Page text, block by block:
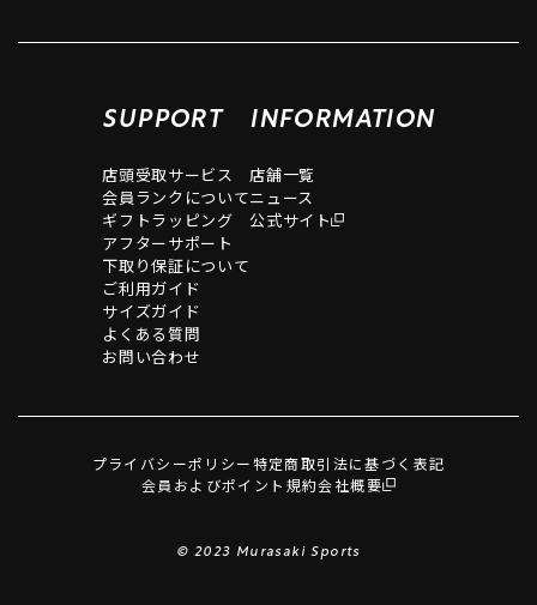
SUPPORT
店頭受取サービス
会員ランクについて
ギフトラッピング
アフターサポート
下取り保証について
ご利用ガイド
サイズガイド
よくある質問
お問い合わせ
INFORMATION
店舗一覧
ニュース
公式サイト
プライバシーポリシー特定商取引法に基づく表記
会員およびポイント規約会社概要
© 2023 Murasaki Sports